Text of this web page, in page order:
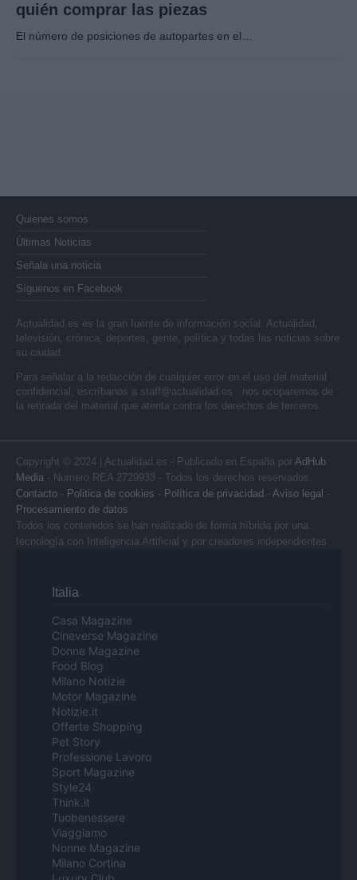
quién comprar las piezas
El número de posiciones de autopartes en el…
Quienes somos
Últimas Noticias
Señala una noticia
Síguenos en Facebook
Actualidad.es es la gran fuente de información social. Actualidad,
televisión, crónica, deportes, gente, política y todas las noticias sobre
su ciudad.
Para señalar a la redacción de cualquier error en el uso del material
confidencial, escríbanos a staff@actualidad.es : nos ocuparemos de
la retirada del material que atenta contra los derechos de terceros.
Copyright © 2024 | Actualidad.es - Publicado en España por AdHub
Media - Numero REA 2729933 - Todos los derechos reservados.
Contacto - Politica de cookies - Política de privacidad - Aviso legal -
Procesamiento de datos
Todos los contenidos se han realizado de forma híbrida por una
tecnología con Inteligencia Artificial y por creadores independientes
Italia
Casa Magazine
Cineverse Magazine
Donne Magazine
Food Blog
Milano Notizie
Motor Magazine
Notizie.it
Offerte Shopping
Pet Story
Professione Lavoro
Sport Magazine
Style24
Think.it
Tuobenessere
Viaggiamo
Nonne Magazine
Milano Cortina